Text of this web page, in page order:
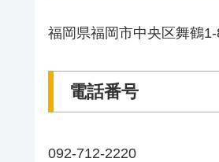
福岡県福岡市中央区舞鶴
電話番号
092-712-2220